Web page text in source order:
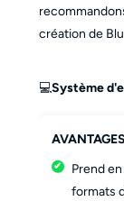
création de
💻Système
AVANTAGES
Prend
formats